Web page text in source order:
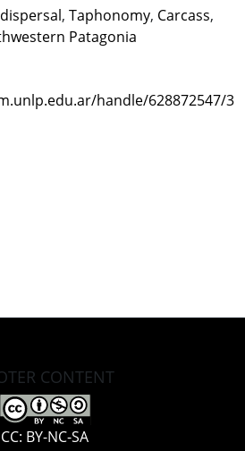
, Taphonomy, Carcass,
Patagonia
handle/628872547/3
CONTENT
CC: BY-NC-SA